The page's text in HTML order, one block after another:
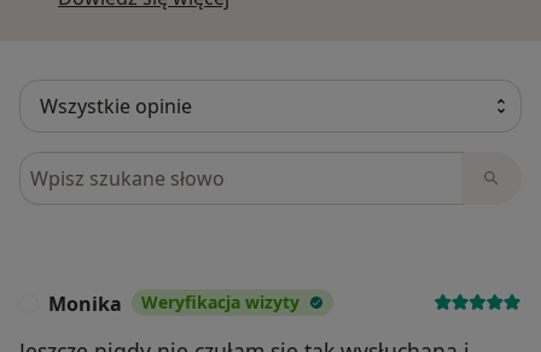
Szukaj w opiniach
Monika Weryfikacja wizyty